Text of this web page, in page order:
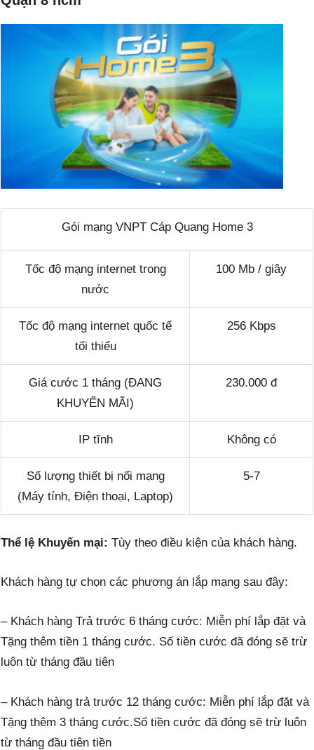
Gói mạng VNPT Cáp Quang Home 3
Tốc độ mạng internet trong
nước
100 Mb / giây
Tốc độ mạng internet quốc tế
tối thiểu
256 Kbps
Giá cước 1 tháng (ĐANG
KHUYẾN MÃI)
230.000 đ
IP tĩnh Không có
Số lượng thiết bị nối mạng
(Máy tính, Điện thoại, Laptop)
5-7
Thể lệ Khuyến mại: Tùy theo điều kiện của khách hàng.
Khách hàng tự chọn các phương án lắp mạng sau đây:
– Khách hàng Trả trước 6 tháng cước: Miễn phí lắp đặt và
Tặng thêm tiền 1 tháng cước. Số tiền cước đã đóng sẽ trừ
luôn từ tháng đầu tiên
– Khách hàng trả trước 12 tháng cước: Miễn phí lắp đặt và
Tặng thêm 3 tháng cước.Số tiền cước đã đóng sẽ trừ luôn
từ tháng đầu tiên tiền